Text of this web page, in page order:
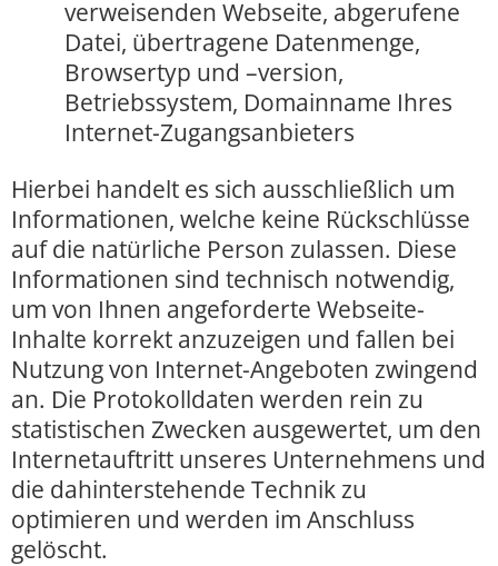
verweisenden Webseite, abgerufene
Datei, übertragene Datenmenge,
Browsertyp und –version,
Betriebssystem, Domainname Ihres
Internet-Zugangsanbieters
Hierbei handelt es sich ausschließlich um
Informationen, welche keine Rückschlüsse
auf die natürliche Person zulassen. Diese
Informationen sind technisch notwendig,
um von Ihnen angeforderte Webseite-
Inhalte korrekt anzuzeigen und fallen bei
Nutzung von Internet-Angeboten zwingend
an. Die Protokolldaten werden rein zu
statistischen Zwecken ausgewertet, um den
Internetauftritt unseres Unternehmens und
die dahinterstehende Technik zu
optimieren und werden im Anschluss
gelöscht.